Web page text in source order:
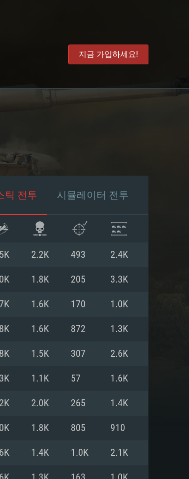
지금 가입하세요!
Linux
틱 전투 시뮬레이터 전투
2.2K 493 2.4K
1.8K 205 3.3K
1.6K 170 1.0K
1.6K 872 1.3K
1.5K 307 2.6K
1.1K 57 1.6K
2.0K 265 1.4K
1.8K 805 910
1.4K 1.0K 2.1K